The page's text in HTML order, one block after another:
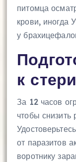
питомца
крови, иногда
у
к
За 12 часов
чтобы снизить
от паразитов
воротнику